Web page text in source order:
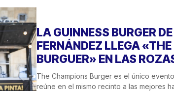
LA GUINNESS BURGER
FERNÁNDEZ LLEGA
BURGUER» EN LAS
The Champions Burger es el único
reúne en el mismo recinto a las mejores